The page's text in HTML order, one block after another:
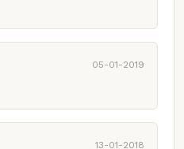
05-01-2019
13-01-2018